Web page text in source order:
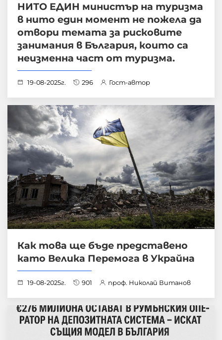
НИТО ЕДИН министър на туризма
в нито един момент не пожела да
отвори темата за рисковите
занимания в България, които са
неизменна част от туризма.
19-08-2025г. 296 Гост-автор
Как това ще бъде представено
като Велика Перемога в Украйна
19-08-2025г. 901 проф. Николай Витанов